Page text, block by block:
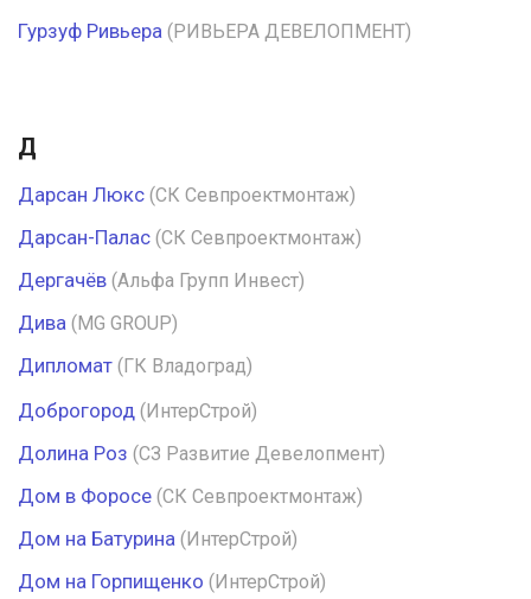
Гурзуф Ривьера (РИВЬЕРА ДЕВЕЛОПМЕНТ)
Д
Дарсан Люкс (СК Севпроектмонтаж)
Дарсан-Палас (СК Севпроектмонтаж)
Дергачёв (Альфа Групп Инвест)
Дива (MG GROUP)
Дипломат (ГК Владоград)
Доброгород (ИнтерСтрой)
Долина Роз (СЗ Развитие Девелопмент)
Дом в Форосе (СК Севпроектмонтаж)
Дом на Батурина (ИнтерСтрой)
Дом на Горпищенко (ИнтерСтрой)